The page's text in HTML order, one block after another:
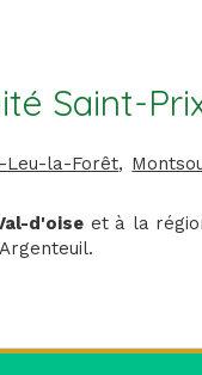
Saint-
Leu-la-Forêt,
d'oise et à la